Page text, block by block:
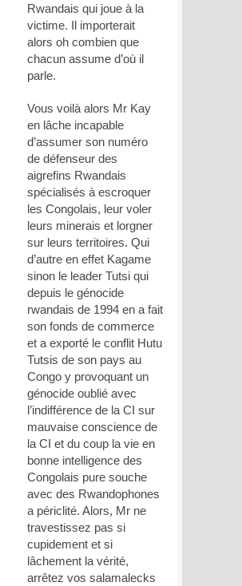
Rwandais qui joue à la
victime. Il importerait
alors oh combien que
chacun assume d’où il
parle.
Vous voilà alors Mr Kay
en lâche incapable
d’assumer son numéro
de défenseur des
aigrefins Rwandais
spécialisés à escroquer
les Congolais, leur voler
leurs minerais et lorgner
sur leurs territoires. Qui
d’autre en effet Kagame
sinon le leader Tutsi qui
depuis le génocide
rwandais de 1994 en a fait
son fonds de commerce
et a exporté le conflit Hutu
Tutsis de son pays au
Congo y provoquant un
génocide oublié avec
l’indifférence de la CI sur
mauvaise conscience de
la CI et du coup la vie en
bonne intelligence des
Congolais pure souche
avec des Rwandophones
a périclité. Alors, Mr ne
travestissez pas si
cupidement et si
lâchement la vérité,
arrêtez vos salamalecks